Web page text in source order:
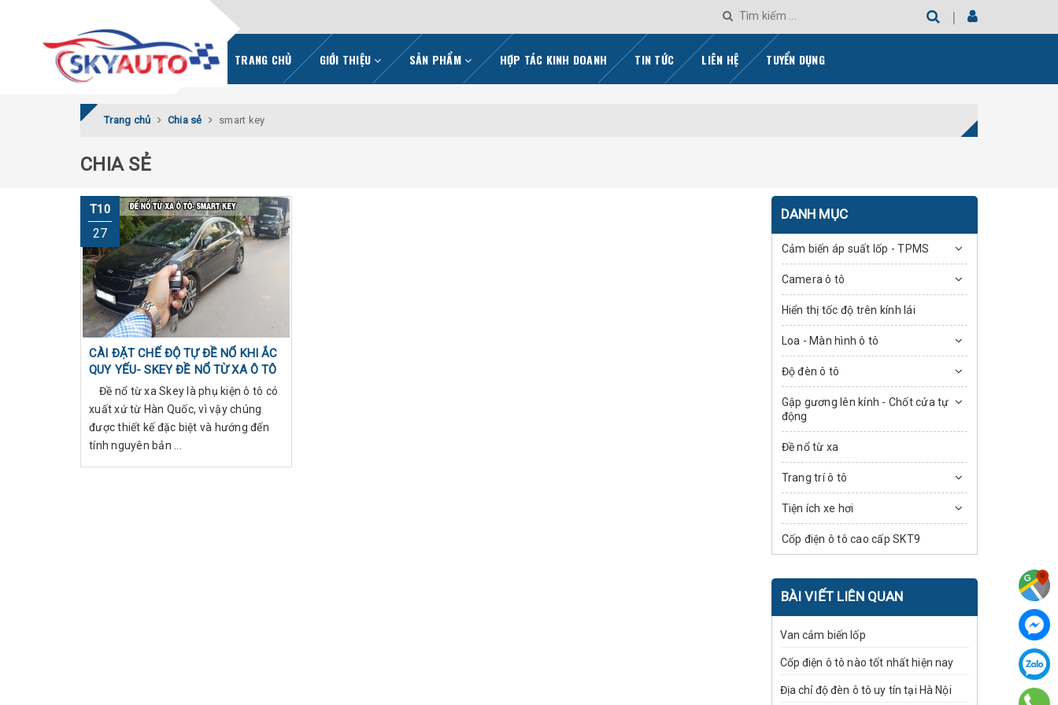
TRANG CHỦ GIỚI THIỆU SẢN PHẨM HỢP TÁC KINH DOANH TIN TỨC LIÊN HỆ TUYỂN DỤNG
Trang chủ Chia sẻ smart key
CHIA SẺ
T10
27
CÀI ĐẶT CHẾ ĐỘ TỰ ĐỀ NỔ KHI ẮC
QUY YẾU- SKEY ĐỀ NỔ TỪ XA Ô TÔ
Đề nổ từ xa Skey là phụ kiện ô tô có
xuất xứ từ Hàn Quốc, vì vậy chúng
được thiết kế đặc biệt và hướng đến
tính nguyên bản ...
DANH MỤC
Cảm biến áp suất lốp - TPMS
Camera ô tô
Hiển thị tốc độ trên kính lái
Loa - Màn hình ô tô
Độ đèn ô tô
Gập gương lên kính - Chốt cửa tự
động
Đề nổ từ xa
Trang trí ô tô
Tiện ích xe hơi
Cốp điện ô tô cao cấp SKT9
BÀI VIẾT LIÊN QUAN
Van cảm biến lốp
Cốp điện ô tô nào tốt nhất hiện nay
Địa chỉ độ đèn ô tô uy tín tại Hà Nội